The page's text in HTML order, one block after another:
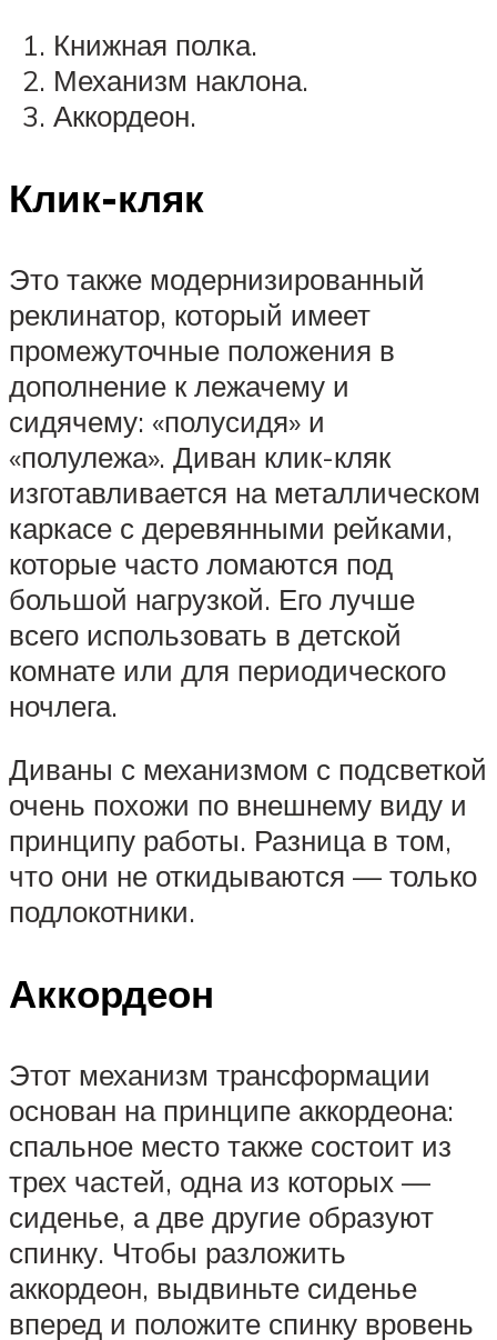
Книжная полка.
Механизм наклона.
Аккордеон.
Клик-кляк
Это также модернизированный
реклинатор, который имеет
промежуточные положения в
дополнение к лежачему и
сидячему: «полусидя» и
«полулежа». Диван клик-кляк
изготавливается на металлическом
каркасе с деревянными рейками,
которые часто ломаются под
большой нагрузкой. Его лучше
всего использовать в детской
комнате или для периодического
ночлега.
Диваны с механизмом с подсветкой
очень похожи по внешнему виду и
принципу работы. Разница в том,
что они не откидываются — только
подлокотники.
Аккордеон
Этот механизм трансформации
основан на принципе аккордеона:
спальное место также состоит из
трех частей, одна из которых —
сиденье, а две другие образуют
спинку. Чтобы разложить
аккордеон, выдвиньте сиденье
вперед и положите спинку вровень